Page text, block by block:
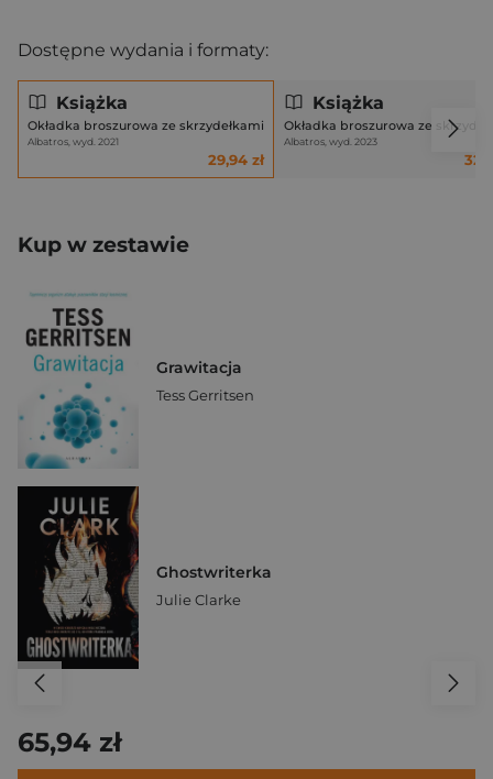
Dostępne wydania i formaty:
Książka
Okładka broszurowa ze skrzydełkami
Albatros, wyd. 2021
29,94 zł
Książka
Okładka broszurowa ze
Albatros, wyd. 2023
Kup w zestawie
Grawitacja
Tess Gerritsen
Ghostwriterka
Julie Clarke
65,94 zł